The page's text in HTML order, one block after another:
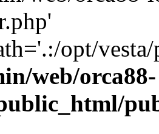
opt/
web/orca88-